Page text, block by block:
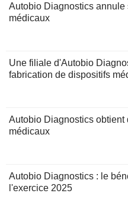
Autobio Diagnostics
médicaux
Une filiale d'Autobio
fabrication de dispositifs
Autobio Diagnostics
médicaux
Autobio Diagnostics : le
l'exercice 2025